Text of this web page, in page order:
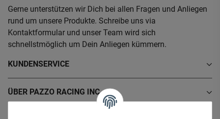
Gerne unterstützen wir Dich bei allen Fragen und Anliegen
rund um unsere Produkte. Schreibe uns via
Kontaktformular und unser Team wird sich
schnellstmöglich um Dein Anliegen kümmern.
KUNDENSERVICE
ÜBER PAZZO RACING INC.